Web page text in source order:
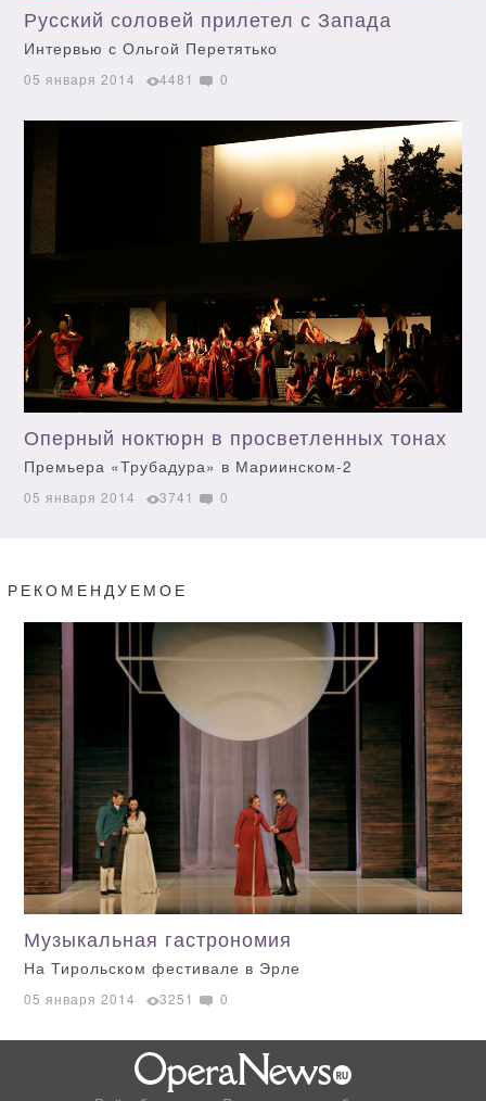
Русский соловей прилетел с Запада
Интервью с Ольгой Перетятько
05 января 2014 4481 0
Оперный ноктюрн в просветленных тонах
Премьера «Трубадура» в Мариинском-2
05 января 2014 3741 0
РЕКОМЕНДУЕМОЕ
Музыкальная гастрономия
На Тирольском фестивале в Эрле
05 января 2014 3251 0